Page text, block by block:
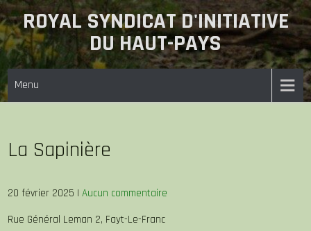
Skip
to
content
ROYAL SYNDICAT D'INITIATIVE
DU HAUT-PAYS
Menu
La Sapinière
20 février 2025 |Aucun commentaire
Rue Général Leman 2, Fayt-Le-Franc